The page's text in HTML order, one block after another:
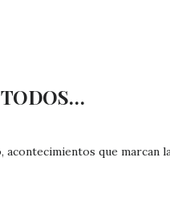
TODOS…
que marcan